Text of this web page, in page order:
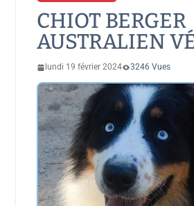
CHIOT BERGER
AUSTRALIEN
lundi 19 février 2024 3246 Vues